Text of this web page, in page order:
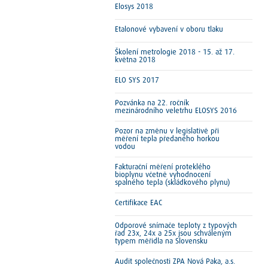
Elosys 2018
Etalonové vybavení v oboru tlaku
Školení metrologie 2018 - 15. až 17.
května 2018
ELO SYS 2017
Pozvánka na 22. ročník
mezinárodního veletrhu ELOSYS 2016
Pozor na změnu v legislativě při
měření tepla předaného horkou
vodou
Fakturační měření proteklého
bioplynu včetně vyhodnocení
spalného tepla (skládkového plynu)
Certifikace EAC
Odporové snímače teploty z typových
řad 23x, 24x a 25x jsou schváleným
typem měřidla na Slovensku
Audit společnosti ZPA Nová Paka, a.s.